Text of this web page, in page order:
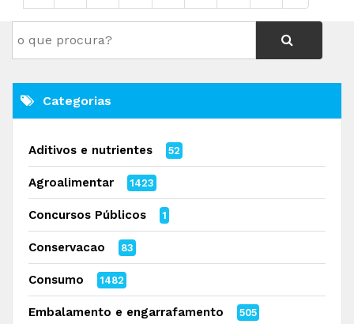
Categorias
Aditivos e nutrientes 52
Agroalimentar 1423
Concursos Públicos 1
Conservacao 83
Consumo 1482
Embalamento e engarrafamento 505